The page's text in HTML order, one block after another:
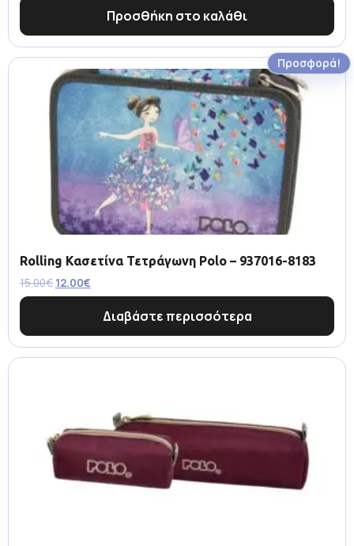
Προσθήκη στο καλάθι
Προσφορά!
Rolling Κασετίνα Τετράγωνη Polo – 937016-8183
15.00€ 12.00€
Διαβάστε περισσότερα